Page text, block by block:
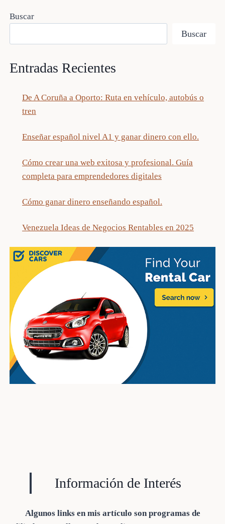
Buscar
Buscar
Entradas Recientes
De A Coruña a Oporto: Ruta en vehículo, autobús o
tren
Enseñar español nivel A1 y ganar dinero con ello.
Cómo crear una web exitosa y profesional. Guía
completa para emprendedores digitales
Cómo ganar dinero enseñando español.
Venezuela Ideas de Negocios Rentables en 2025
Información de Interés
Algunos links en mis artículo son programas de